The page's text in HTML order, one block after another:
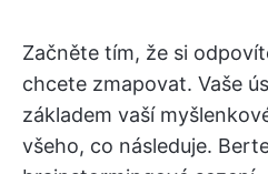
Začněte tím, že si
chcete zmapovat. Vaše
základem vaší
všeho, co následuje.